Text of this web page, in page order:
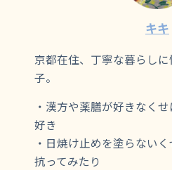
キキ
京都在住、丁寧な暮らし
子。
・漢方や薬膳が好きなく
好き
・日焼け止めを塗らない
抗ってみたり